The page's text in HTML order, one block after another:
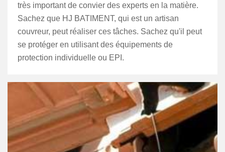
très important de convier des experts en la matière.
Sachez que HJ BATIMENT, qui est un artisan
couvreur, peut réaliser ces tâches. Sachez qu'il peut
se protéger en utilisant des équipements de
protection individuelle ou EPI.